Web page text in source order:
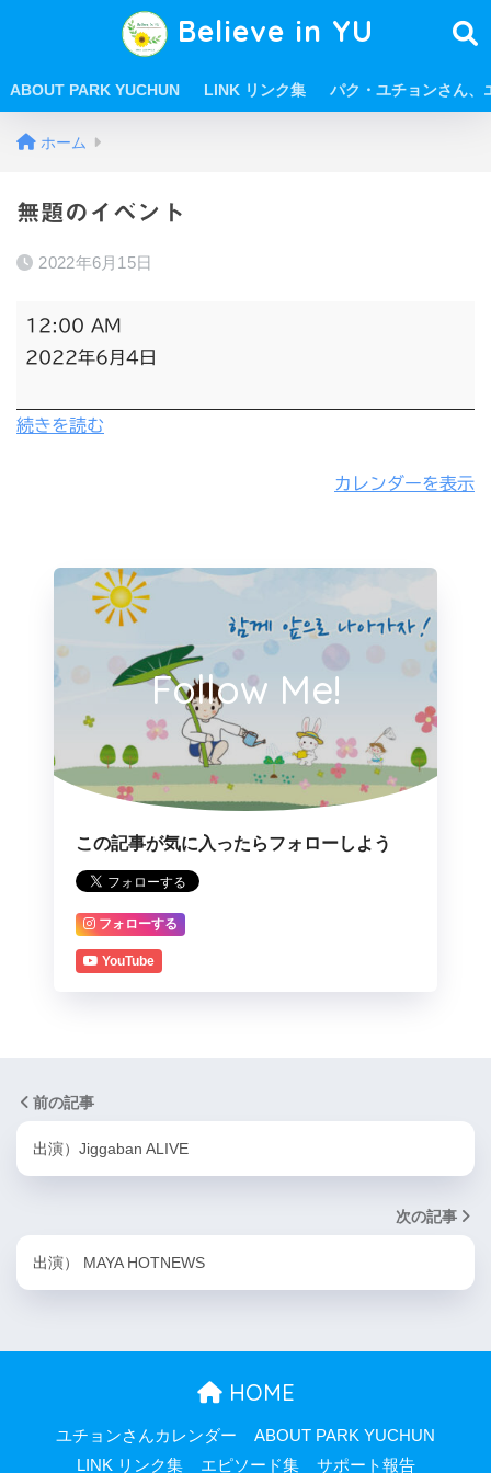
Believe in YU
ABOUT PARK YUCHUN LINK リンク集 パク・ユチョンさん、
ホーム
無題のイベント
2022年6月15日
12:00 AM
2022年6月4日
続きを読む
カレンダーを表示
Follow Me!
この記事が気に入ったらフォローしよう
フォローする
YouTube
前の記事
出演）Jiggaban ALIVE
次の記事
出演） MAYA HOTNEWS
HOME
ユチョンさんカレンダー
ABOUT PARK YUCHUN
LINK リンク集
エピソード集 サポート報告